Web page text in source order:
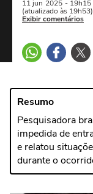
11 jun 2025 - 19h15
(atualizado às 19h53)
Exibir comentários
Resumo
Pesquisadora
impedida de
e relatou
durante o